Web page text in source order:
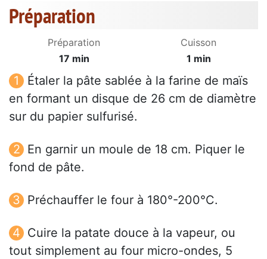
Préparation
Préparation
17 min
Cuisson
1 min
Étaler la pâte sablée à la farine de maïs
en formant un disque de 26 cm de diamètre
sur du papier sulfurisé.
En garnir un moule de 18 cm. Piquer le
fond de pâte.
Préchauffer le four à 180°-200°C.
Cuire la patate douce à la vapeur, ou
tout simplement au four micro-ondes, 5